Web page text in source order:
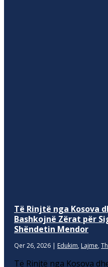
Të Rinjtë nga Kosova
Bashkojnë Zërat për
Shëndetin Mendor
Qer 26, 2026 | Edukim, Lajme,
Të Rinjtë nga Kosova